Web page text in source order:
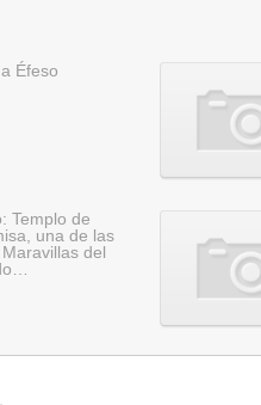
Éfeso
Templo de
una de las
del